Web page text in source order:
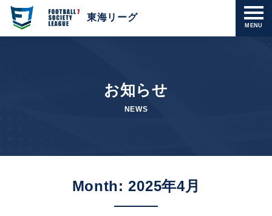
MENU
東海リーグ
お知らせ
NEWS
Month: 2025年4月